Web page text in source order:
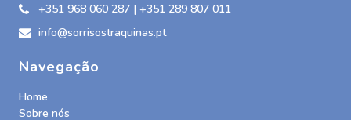
+351 968 060 287 | +351 289 807 011
info@sorrisostraquinas.pt
Navegação
Home
Sobre nós